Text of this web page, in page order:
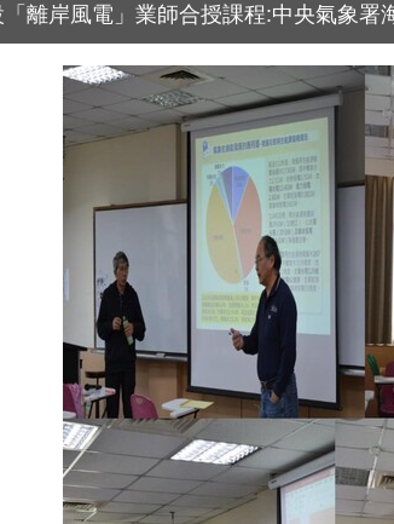
離岸風電」業師合授課程:中央氣象署